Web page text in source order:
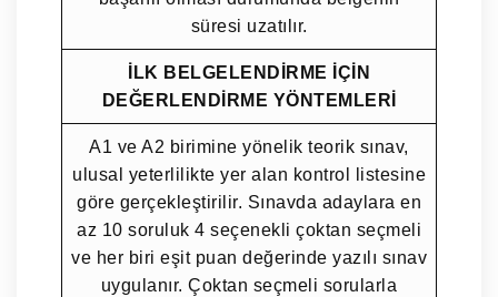
süresi uzatılır.
İLK BELGELENDİRME İÇİN
DEĞERLENDİRME YÖNTEMLERİ
A1 ve A2 birimine yönelik teorik sınav,
ulusal yeterlilikte yer alan kontrol listesine
göre gerçekleştirilir. Sınavda adaylara en
az 10 soruluk 4 seçenekli çoktan seçmeli
ve her biri eşit puan değerinde yazılı sınav
uygulanır. Çoktan seçmeli sorularla